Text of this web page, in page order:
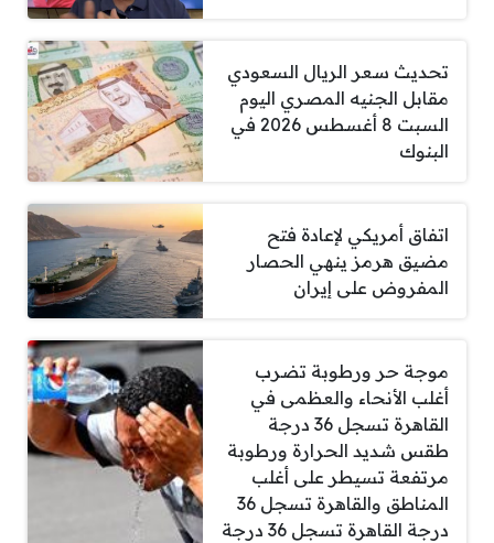
تحديث سعر الريال السعودي
مقابل الجنيه المصري اليوم
السبت 8 أغسطس 2026 في
البنوك
اتفاق أمريكي لإعادة فتح
مضيق هرمز ينهي الحصار
المفروض على إيران
موجة حر ورطوبة تضرب
أغلب الأنحاء والعظمى في
القاهرة تسجل 36 درجة
طقس شديد الحرارة ورطوبة
مرتفعة تسيطر على أغلب
المناطق والقاهرة تسجل 36
درجة القاهرة تسجل 36 درجة